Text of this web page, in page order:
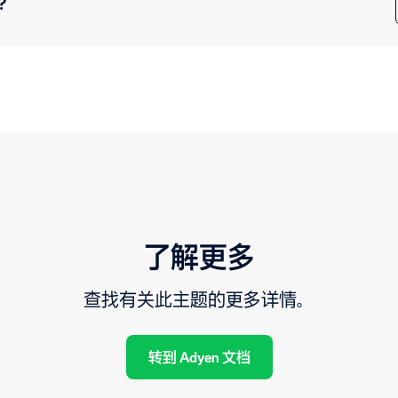
了解更多
查找有关此主题的更多详情。
转到 Adyen 文档